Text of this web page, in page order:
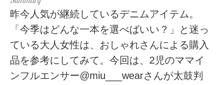
昨今人気が継続しているデニムアイテム。
「今季はどんな一本を選べばいい？」と迷っ
ている大人女性は、おしゃれさんによる購入
品を参考にしてみて。今回は、2児のママイ
ンフルエンサー@miu___wearさんが太鼓判